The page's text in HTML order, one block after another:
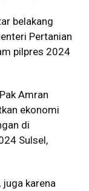
belakang
Pertanian
pilpres 2024
Amran
ekonomi
di
Sulsel,
juga karena